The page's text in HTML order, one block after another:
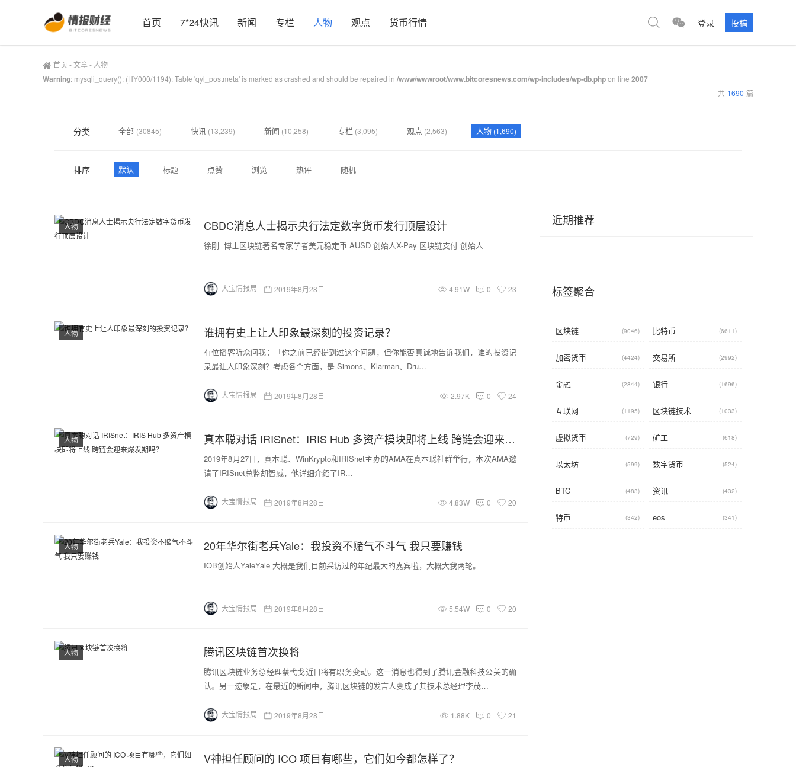
首页 7*24快讯 新闻 专栏 人物 观点 货币行情 登录 投稿
首页 -文章- 人物
Warning: mysqli_query(): (HY000/1194): Table 'qyl_postmeta' is marked as crashed and should be repaired in /www/wwwroot/www.bitcoresnews.com/wp-includes/wp-db.phpon line 2007
共 1690 篇
分类 全部 (30845) 快讯 (13,239) 新闻 (10,258) 专栏 (3,095) 观点 (2,563) 人物 (1,690)
排序 默认 标题 点赞 浏览 热评 随机
CBDC消息人士揭示央行法定数字货币发行顶层设计
人物
徐刚 博士区块链著名专家学者美元稳定币 AUSD 创始人X-Pay 区块链支付 创始人
大宝情报局 2019年8月28日 4.91W 0 23
谁拥有史上让人印象最深刻的投资记录？
人物
有位播客听众问我：「你之前已经提到过这个问题，但你能否真诚地告诉我们，谁的投资记
录最让人印象深刻？考虑各个方面，是 Simons、Klarman、Dru…
大宝情报局 2019年8月28日 2.97K 0 24
真本聪对话 IRISnet：IRIS Hub 多资产模块即将上线 跨链会迎来爆发期吗？
人物
2019年8月27日，真本聪、WinKrypto和IRISnet主办的AMA在真本聪社群举行，本次AMA邀
请了IRISnet总监胡智威，他详细介绍了IR…
大宝情报局 2019年8月28日 4.83W 0 20
20年华尔街老兵Yale：我投资不赌气不斗气 我只要赚钱
人物
IOB创始人YaleYale 大概是我们目前采访过的年纪最大的嘉宾啦，大概大我两轮。
大宝情报局 2019年8月28日 5.54W 0 20
腾讯区块链首次换将
人物
腾讯区块链业务总经理蔡弋戈近日将有职务变动。这一消息也得到了腾讯金融科技公关的确
认。另一迹象是，在最近的新闻中，腾讯区块链的发言人变成了其技术总经理李茂…
大宝情报局 2019年8月28日 1.88K 0 21
V神担任顾问的 ICO 项目有哪些，它们如今都怎样了？
人物
近期推荐
标签聚合
区块链 (9046) 比特币 (6611)
加密货币 (4424) 交易所 (2992)
金融 (2844) 银行 (1696)
互联网 (1195) 区块链技术 (1033)
虚拟货币 (729) 矿工 (618)
以太坊 (599) 数字货币 (524)
BTC (483) 资讯 (432)
特币 (342) eos (341)